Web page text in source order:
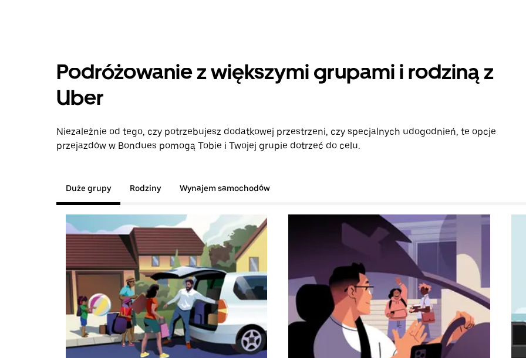
Podróżowanie z większymi grupami i rodziną z
Uber
Niezależnie od tego, czy potrzebujesz dodatkowej przestrzeni, czy specjalnych udogodnień, te opcje
przejazdów w Bondues pomogą Tobie i Twojej grupie dotrzeć do celu.
Duże grupy Rodziny Wynajem samochodów